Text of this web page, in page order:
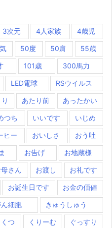
3次元 4人家族 4歳児
50度 50肩 55歳
101歳 300馬力
LED電球 RSウイルス
あたり前 あったかい
つち いいです いじめ
ヒー おいしさ おう吐
お告げ お地蔵様
さん お渡し お礼です
お誕生日です お金の価値
細胞 きゅうしゅう
くつ くりーむ ぐっすり